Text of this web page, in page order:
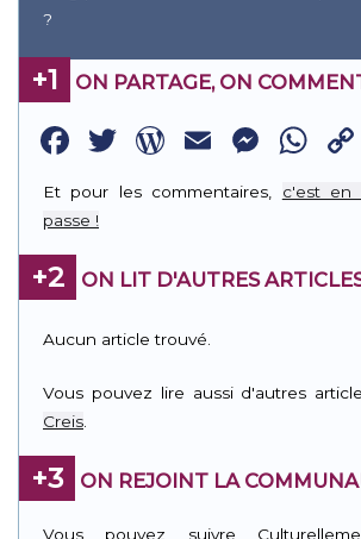
?
+1 ON PARTAGE, ON
Facebook
Twitter
WordPress
Email
Et pour les commentaires, c'est en
passe !
+2 ON LIT D'AUTRES
Aucun article trouvé.
Vous pouvez lire aussi d'autres
Creis.
+3 ON REJOINT LA
Vous pouvez suivre